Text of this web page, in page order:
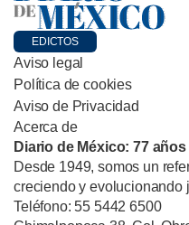
EDICTOS
Aviso legal
Política de cookies
Aviso de Privacidad
Acerca de
Diario de México: 77
Desde 1949, somos un
creciendo y evolucionando
Teléfono: 55 5442 6500